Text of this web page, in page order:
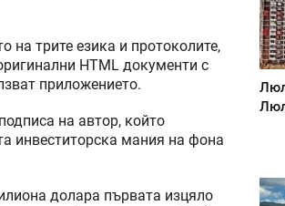
на трите езика и протоколите,
HTML документи с
приложението.
на автор, който
инвеститорска мания на фона
долара първата изцяло